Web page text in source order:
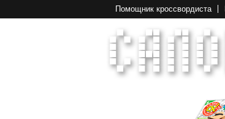
Помощник кроссвордиста